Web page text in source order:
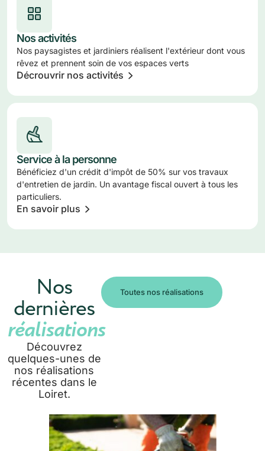
Nos activités
Nos paysagistes et jardiniers réalisent l'extérieur dont vous
rêvez et prennent soin de vos espaces verts
Décrouvrir nos activités
Service à la personne
Bénéficiez d'un crédit d'impôt de 50% sur vos travaux
d'entretien de jardin. Un avantage fiscal ouvert à tous les
particuliers.
En savoir plus
Nos
dernières
réalisations
Découvrez
quelques-unes de
nos réalisations
récentes dans le
Loiret.
Toutes nos réalisations